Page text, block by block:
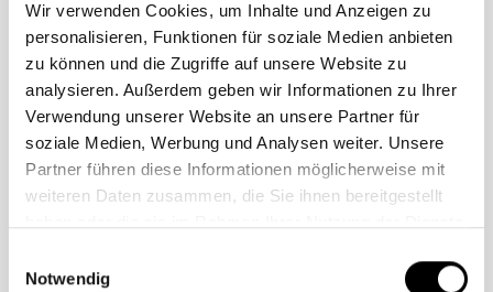
Wir verwenden Cookies, um Inhalte und Anzeigen zu
personalisieren, Funktionen für soziale Medien anbieten
zu können und die Zugriffe auf unsere Website zu
analysieren. Außerdem geben wir Informationen zu Ihrer
Verwendung unserer Website an unsere Partner für
soziale Medien, Werbung und Analysen weiter. Unsere
Partner führen diese Informationen möglicherweise mit
weiteren Daten zusammen, die Sie ihnen bereitgestellt
Notwendig
Die Daten werden gelöscht, sobald sie für die Erreichung
des Zweckes ihrer Erhebung nicht mehr erforderlich sind.
Ihre E-Mail-Adresse wird demnach solange gespeichert,
wie das Abonnement des Newsletters aktiv ist.
Die sonstigen im Rahmen des Anmeldevorgangs
erhobenen personenbezogenen Daten werden in der
Regel nach einer Frist von sieben Tagen gelöscht.
5. Widerspruchs- und Beseitigungsmöglichkeit